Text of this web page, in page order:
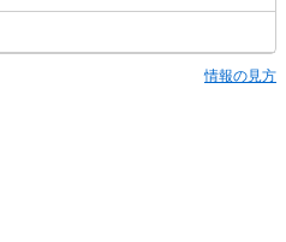
情報の見方